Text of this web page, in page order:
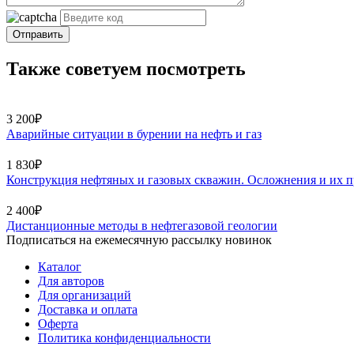
Отправить
Также советуем посмотреть
3 200₽
Аварийные ситуации в бурении на нефть и газ
1 830₽
Конструкция нефтяных и газовых скважин. Осложнения и их
2 400₽
Дистанционные методы в нефтегазовой геологии
Подписаться на ежемесячную рассылку новинок
Каталог
Для авторов
Для организаций
Доставка и оплата
Оферта
Политика конфиденциальности